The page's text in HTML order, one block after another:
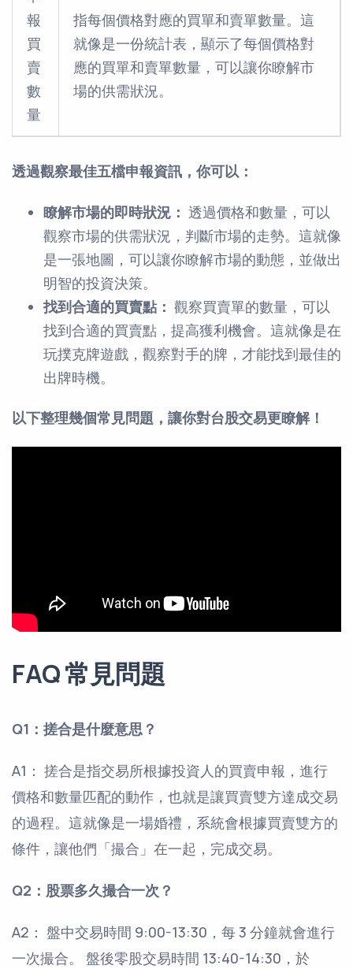
報
買
賣
數
量
指每個價格對應的買單和賣單數量。這
就像是一份統計表，顯示了每個價格對
應的買單和賣單數量，可以讓你瞭解市
場的供需狀況。
透過觀察最佳五檔申報資訊，你可以：
瞭解市場的即時狀況： 透過價格和數量，可以
觀察市場的供需狀況，判斷市場的走勢。這就像
是一張地圖，可以讓你瞭解市場的動態，並做出
明智的投資決策。
找到合適的買賣點： 觀察買賣單的數量，可以
找到合適的買賣點，提高獲利機會。這就像是在
玩撲克牌遊戲，觀察對手的牌，才能找到最佳的
出牌時機。
以下整理幾個常見問題，讓你對台股交易更瞭解！
FAQ 常見問題
Q1：搓合是什麼意思？
A1： 搓合是指交易所根據投資人的買賣申報，進行
價格和數量匹配的動作，也就是讓買賣雙方達成交易
的過程。這就像是一場婚禮，系統會根據買賣雙方的
條件，讓他們「撮合」在一起，完成交易。
Q2：股票多久撮合一次？
A2： 盤中交易時間 9:00-13:30，每 3 分鐘就會進行
一次撮合。 盤後零股交易時間 13:40-14:30，於